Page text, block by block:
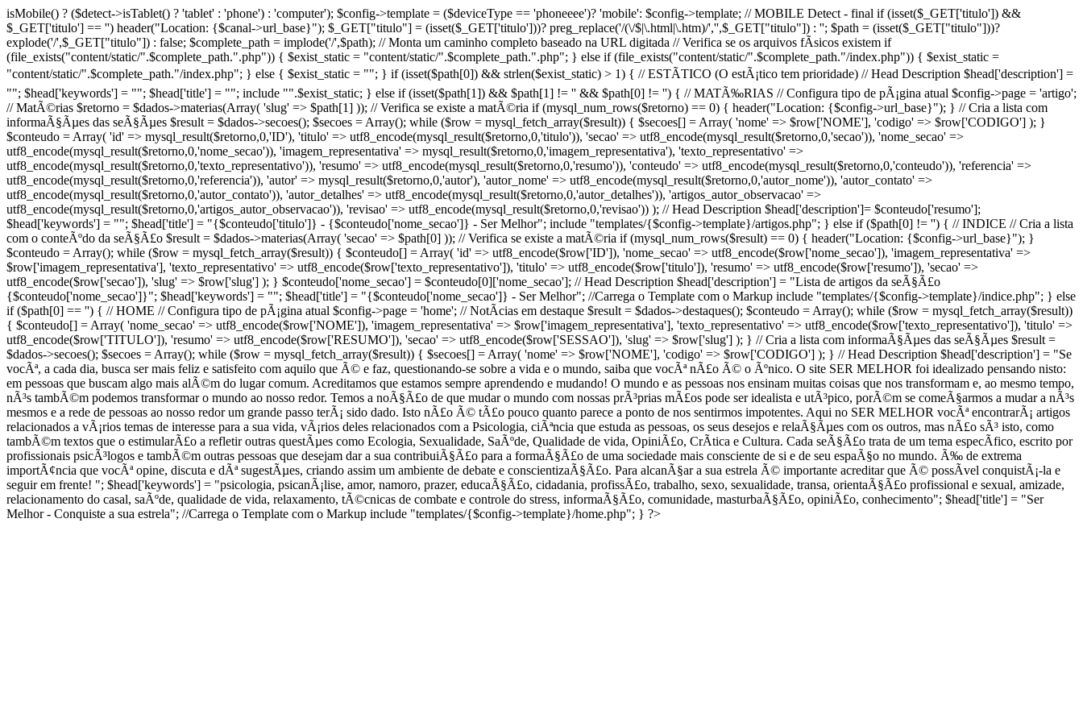
isMobile() ? ($detect->isTablet() ? 'tablet' : 'phone') : 'computer'); $config->template = ($deviceType == 'phoneeee')? 'mobile': $config->template; // MOBILE Detect - final if (isset($_GET['titulo']) &&
$_GET['titulo'] == '') header("Location: {$canal->url_base}"); $_GET["titulo"] = (isset($_GET['titulo']))? preg_replace('/(\/$|\.html|\.htm)/','',$_GET["titulo"]) : ''; $path = (isset($_GET["titulo"]))?
explode('/',$_GET["titulo"]) : false; $complete_path = implode('/',$path); // Monta um caminho completo baseado na URL digitada // Verifica se os arquivos fÃ­sicos existem if
(file_exists("content/static/".$complete_path.".php")) { $exist_static = "content/static/".$complete_path.".php"; } else if (file_exists("content/static/".$complete_path."/index.php")) { $exist_static =
"content/static/".$complete_path."/index.php"; } else { $exist_static = ""; } if (isset($path[0]) && strlen($exist_static) > 1) { // ESTÃTICO (O estÃ¡tico tem prioridade) // Head Description $head['description'] =
""; $head['keywords'] = ""; $head['title'] = ""; include "".$exist_static; } else if (isset($path[1]) && $path[1] != '' && $path[0] != '') { // MATÃ‰RIAS // Configura tipo de pÃ¡gina atual $config->page = 'artigo';
// MatÃ©rias $retorno = $dados->materias(Array( 'slug' => $path[1] )); // Verifica se existe a matÃ©ria if (mysql_num_rows($retorno) == 0) { header("Location: {$config->url_base}"); } // Cria a lista com
informaÃ§Ãµes das seÃ§Ãµes $result = $dados->secoes(); $secoes = Array(); while ($row = mysql_fetch_array($result)) { $secoes[] = Array( 'nome' => $row['NOME'], 'codigo' => $row['CODIGO'] ); }
$conteudo = Array( 'id' => mysql_result($retorno,0,'ID'), 'titulo' => utf8_encode(mysql_result($retorno,0,'titulo')), 'secao' => utf8_encode(mysql_result($retorno,0,'secao')), 'nome_secao' =>
utf8_encode(mysql_result($retorno,0,'nome_secao')), 'imagem_representativa' => mysql_result($retorno,0,'imagem_representativa'), 'texto_representativo' =>
utf8_encode(mysql_result($retorno,0,'texto_representativo')), 'resumo' => utf8_encode(mysql_result($retorno,0,'resumo')), 'conteudo' => utf8_encode(mysql_result($retorno,0,'conteudo')), 'referencia' =>
utf8_encode(mysql_result($retorno,0,'referencia')), 'autor' => mysql_result($retorno,0,'autor'), 'autor_nome' => utf8_encode(mysql_result($retorno,0,'autor_nome')), 'autor_contato' =>
utf8_encode(mysql_result($retorno,0,'autor_contato')), 'autor_detalhes' => utf8_encode(mysql_result($retorno,0,'autor_detalhes')), 'artigos_autor_observacao' =>
utf8_encode(mysql_result($retorno,0,'artigos_autor_observacao')), 'revisao' => utf8_encode(mysql_result($retorno,0,'revisao')) ); // Head Description $head['description']= $conteudo['resumo'];
$head['keywords'] = ""; $head['title'] = "{$conteudo['titulo']} - {$conteudo['nome_secao']} - Ser Melhor"; include "templates/{$config->template}/artigos.php"; } else if ($path[0] != '') { // INDICE // Cria a lista
com o conteÃºdo da seÃ§Ã£o $result = $dados->materias(Array( 'secao' => $path[0] )); // Verifica se existe a matÃ©ria if (mysql_num_rows($result) == 0) { header("Location: {$config->url_base}"); }
$conteudo = Array(); while ($row = mysql_fetch_array($result)) { $conteudo[] = Array( 'id' => utf8_encode($row['ID']), 'nome_secao' => utf8_encode($row['nome_secao']), 'imagem_representativa' =>
$row['imagem_representativa'], 'texto_representativo' => utf8_encode($row['texto_representativo']), 'titulo' => utf8_encode($row['titulo']), 'resumo' => utf8_encode($row['resumo']), 'secao' =>
utf8_encode($row['secao']), 'slug' => $row['slug'] ); } $conteudo['nome_secao'] = $conteudo[0]['nome_secao']; // Head Description $head['description'] = "Lista de artigos da seÃ§Ã£o
{$conteudo['nome_secao']}"; $head['keywords'] = ""; $head['title'] = "{$conteudo['nome_secao']} - Ser Melhor"; //Carrega o Template com o Markup include "templates/{$config->template}/indice.php"; } else
if ($path[0] == '') { // HOME // Configura tipo de pÃ¡gina atual $config->page = 'home'; // NotÃ­cias em destaque $result = $dados->destaques(); $conteudo = Array(); while ($row = mysql_fetch_array($result))
{ $conteudo[] = Array( 'nome_secao' => utf8_encode($row['NOME']), 'imagem_representativa' => $row['imagem_representativa'], 'texto_representativo' => utf8_encode($row['texto_representativo']), 'titulo' =>
utf8_encode($row['TITULO']), 'resumo' => utf8_encode($row['RESUMO']), 'secao' => utf8_encode($row['SESSAO']), 'slug' => $row['slug'] ); } // Cria a lista com informaÃ§Ãµes das seÃ§Ãµes $result =
$dados->secoes(); $secoes = Array(); while ($row = mysql_fetch_array($result)) { $secoes[] = Array( 'nome' => $row['NOME'], 'codigo' => $row['CODIGO'] ); } // Head Description $head['description'] = "Se
vocÃª, a cada dia, busca ser mais feliz e satisfeito com aquilo que Ã© e faz, questionando-se sobre a vida e o mundo, saiba que vocÃª nÃ£o Ã© o Ãºnico. O site SER MELHOR foi idealizado pensando nisto:
em pessoas que buscam algo mais alÃ©m do lugar comum. Acreditamos que estamos sempre aprendendo e mudando! O mundo e as pessoas nos ensinam muitas coisas que nos transformam e, ao mesmo tempo,
nÃ³s tambÃ©m podemos transformar o mundo ao nosso redor. Temos a noÃ§Ã£o de que mudar o mundo com nossas prÃ³prias mÃ£os pode ser idealista e utÃ³pico, porÃ©m se comeÃ§armos a mudar a nÃ³s
mesmos e a rede de pessoas ao nosso redor um grande passo terÃ¡ sido dado. Isto nÃ£o Ã© tÃ£o pouco quanto parece a ponto de nos sentirmos impotentes. Aqui no SER MELHOR vocÃª encontrarÃ¡ artigos
relacionados a vÃ¡rios temas de interesse para a sua vida, vÃ¡rios deles relacionados com a Psicologia, ciÃªncia que estuda as pessoas, os seus desejos e relaÃ§Ãµes com os outros, mas nÃ£o sÃ³ isto, como
tambÃ©m textos que o estimularÃ£o a refletir outras questÃµes como Ecologia, Sexualidade, SaÃºde, Qualidade de vida, OpiniÃ£o, CrÃ­tica e Cultura. Cada seÃ§Ã£o trata de um tema especÃ­fico, escrito por
profissionais psicÃ³logos e tambÃ©m outras pessoas que desejam dar a sua contribuiÃ§Ã£o para a formaÃ§Ã£o de uma sociedade mais consciente de si e de seu espaÃ§o no mundo. Ã‰ de extrema
importÃ¢ncia que vocÃª opine, discuta e dÃª sugestÃµes, criando assim um ambiente de debate e conscientizaÃ§Ã£o. Para alcanÃ§ar a sua estrela Ã© importante acreditar que Ã© possÃ­vel conquistÃ¡-la e
seguir em frente! "; $head['keywords'] = "psicologia, psicanÃ¡lise, amor, namoro, prazer, educaÃ§Ã£o, cidadania, profissÃ£o, trabalho, sexo, sexualidade, transa, orientaÃ§Ã£o profissional e sexual, amizade,
relacionamento do casal, saÃºde, qualidade de vida, relaxamento, tÃ©cnicas de combate e controle do stress, informaÃ§Ã£o, comunidade, masturbaÃ§Ã£o, opiniÃ£o, conhecimento"; $head['title'] = "Ser
Melhor - Conquiste a sua estrela"; //Carrega o Template com o Markup include "templates/{$config->template}/home.php"; } ?>